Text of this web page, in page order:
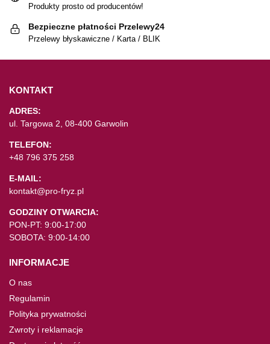
Produkty prosto od producentów!
Bezpieczne płatności Przelewy24
Przelewy błyskawiczne / Karta / BLIK
KONTAKT
ADRES:
ul. Targowa 2, 08-400 Garwolin
TELEFON:
+48 796 375 258
E-MAIL:
kontakt@pro-fryz.pl
GODZINY OTWARCIA:
PON-PT: 9:00-17:00
SOBOTA: 9:00-14:00
INFORMACJE
O nas
Regulamin
Polityka prywatności
Zwroty i reklamacje